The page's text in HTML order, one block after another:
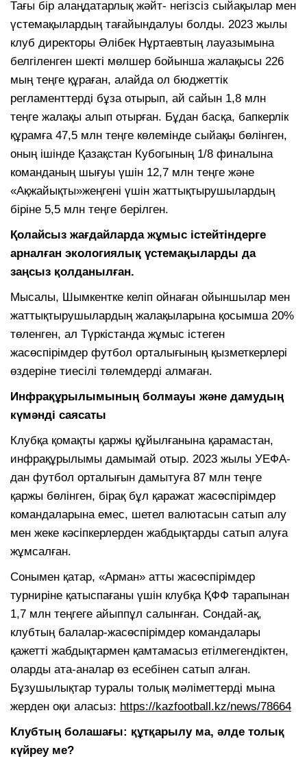
Тағы бір алаңдатарлық жәйт- негізсіз сыйақылар мен
үстемақылардың тағайындалуы болды. 2023 жылы
клуб директоры Әлібек Нұртаевтың лауазымына
белгіленген шекті мөлшер бойынша жалақысы 226
мың теңге құраған, алайда ол бюджеттік
регламенттерді бұза отырып, ай сайын 1,8 млн
теңге жалақы алып отырған. Бұдан басқа, бапкерлік
құрамға 47,5 млн теңге көлемінде сыйақы бөлінген,
оның ішінде Қазақстан Кубогының 1/8 финалына
команданың шығуы үшін 12,7 млн теңге және
«Ақжайықты»жеңгені үшін жаттықтырушылардың
біріне 5,5 млн теңге берілген.
Қолайсыз жағдайларда жұмыс істейтіндерге
арналған экологиялық үстемақыларды да
заңсыз қолданылған.
Мысалы, Шымкентке келіп ойнаған ойыншылар мен
жаттықтырушылардың жалақыларына қосымша 20%
төленген, ал Түркістанда жұмыс істеген
жасөспірімдер футбол орталығының қызметкерлері
өздеріне тиесілі төлемдерді алмаған.
Инфрақұрылымының болмауы және дамудың
күмәнді саясаты
Клубқа қомақты қаржы құйылғанына қарамастан,
инфрақұрылымы дамымай отыр. 2023 жылы УЕФА-
дан футбол орталығын дамытуға 87 млн теңге
қаржы бөлінген, бірақ бұл қаражат жасөспірімдер
командаларына емес, шетел валютасын сатып алу
мен жеке кәсіпкерлерден жабдықтарды сатып алуға
жұмсалған.
Сонымен қатар, «Арман» атты жасөспірімдер
турниріне қатыспағаны үшін клубқа ҚФФ тарапынан
1,7 млн теңгеге айыппұл салынған. Сондай-ақ,
клубтың балалар-жасөспірімдер командалары
қажетті жабдықтармен қамтамасыз етілмегендіктен,
оларды ата-аналар өз есебінен сатып алған.
Бұзушылықтар туралы толық мәліметтерді мына
жерден оқи аласыз: https://kazfootball.kz/news/78664
Клубтың болашағы: құтқарылу ма, әлде толық
күйреу ме?